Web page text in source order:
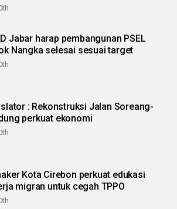
Jabar harap pembangunan PSEL
Nangka selesai sesuai target
Jalan Soreang-
perkuat ekonomi
Kota Cirebon perkuat edukasi
migran untuk cegah TPPO